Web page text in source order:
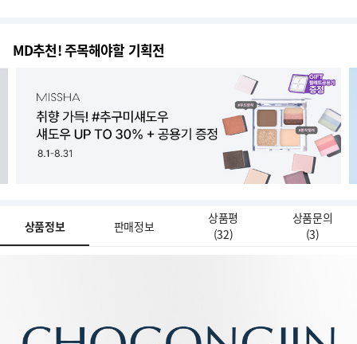
MD추천! 주목해야할 기획전
상품정보 판매정보
상품평
(32)
상품문의
(3)